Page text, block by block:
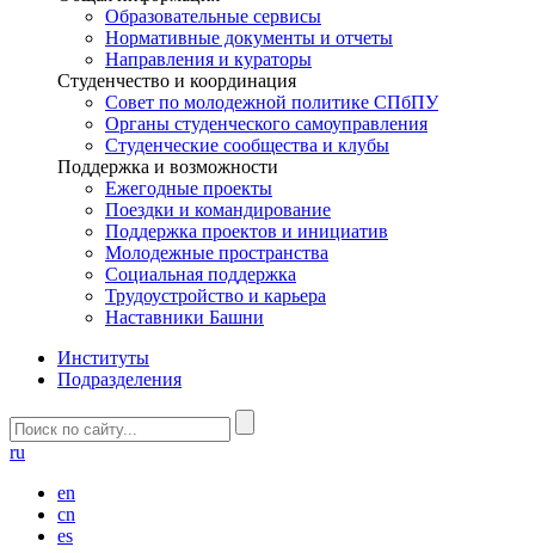
Образовательные сервисы
Нормативные документы и отчеты
Направления и кураторы
Студенчество и координация
Совет по молодежной политике СПбПУ
Органы студенческого самоуправления
Студенческие сообщества и клубы
Поддержка и возможности
Ежегодные проекты
Поездки и командирование
Поддержка проектов и инициатив
Молодежные пространства
Социальная поддержка
Трудоустройство и карьера
Наставники Башни
Институты
Подразделения
ru
en
cn
es